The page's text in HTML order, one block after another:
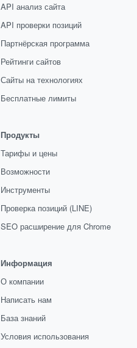
API анализ сайта
API проверки позиций
Партнёрская программа
Рейтинги сайтов
Сайты на технологиях
Бесплатные лимиты
Продукты
Тарифы и цены
Возможности
Инструменты
Проверка позиций (LINE)
SEO расширение для Chrome
Информация
О компании
Написать нам
База знаний
Условия использования